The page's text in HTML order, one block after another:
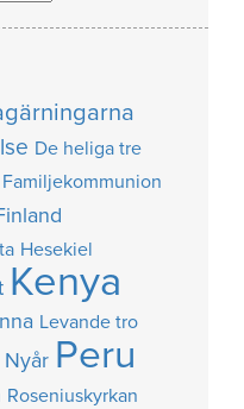
De heliga tre
Familjekommunion
Hesekiel
Kenya
Levande tro
Nyår Peru
Roseniuskyrkan